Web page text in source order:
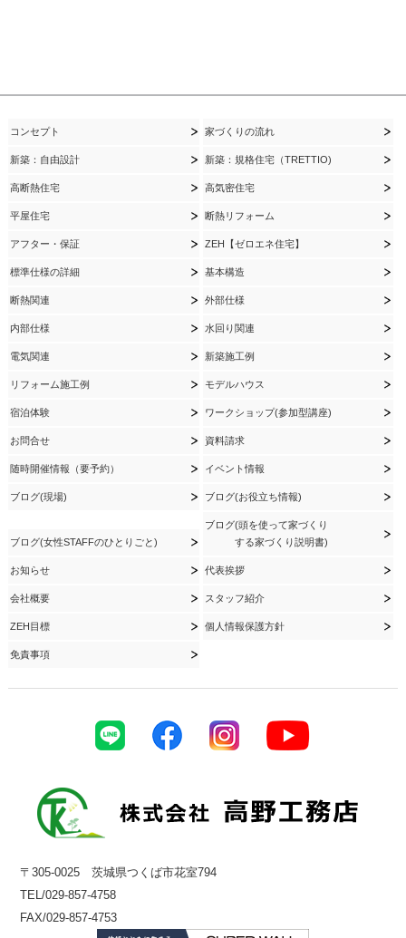
コンセプト 家づくりの流れ
新築：自由設計 新築：規格住宅（TRETTIO)
高断熱住宅 高気密住宅
平屋住宅 断熱リフォーム
アフター・保証 ZEH【ゼロエネ住宅】
標準仕様の詳細 基本構造
断熱関連 外部仕様
内部仕様 水回り関連
電気関連 新築施工例
リフォーム施工例 モデルハウス
宿泊体験 ワークショップ(参加型講座)
お問合せ 資料請求
随時開催情報（要予約） イベント情報
ブログ(現場) ブログ(お役立ち情報)
ブログ(女性STAFFのひとりごと)
ブログ(頭を使って家づくり
する家づくり説明書)
お知らせ 代表挨拶
会社概要 スタッフ紹介
ZEH目標 個人情報保護方針
免責事項
〒305-0025 茨城県つくば市花室794
TEL/029-857-4758
FAX/029-857-4753